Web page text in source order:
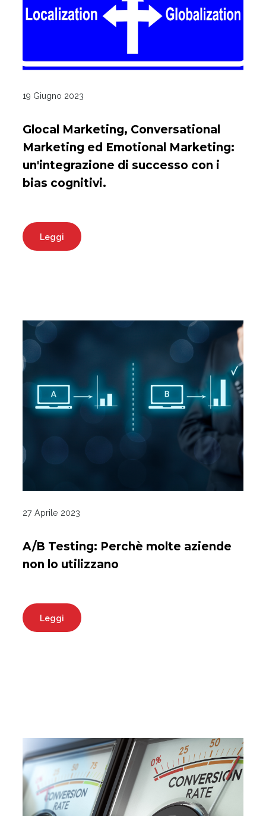
19 Giugno 2023
Glocal Marketing, Conversational
Marketing ed Emotional Marketing:
un'integrazione di successo con i
bias cognitivi.
Leggi
27 Aprile 2023
A/B Testing: Perchè molte aziende
non lo utilizzano
Leggi